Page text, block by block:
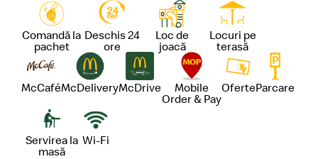
Comandă la
pachet
Deschis 24
ore
Loc de
joacă
Locuri pe
terasă
McCaféMcDeliveryMcDrive
Mobile
Order & Pay
OferteParcare
Servirea la
masă
Wi-Fi